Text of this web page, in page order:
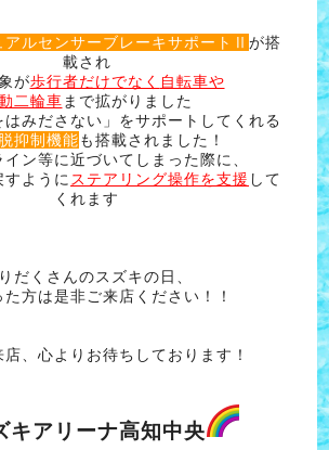
アルセンサーブレーキサポートⅡ が搭
載され
が歩行者だけでなく 自転車や
二輪車 まで拡がりました
はみださない」をサポートしてくれる
抑制機能も搭載されました！
ン等に近づいてしまった際に、
ように ステアリング操作を支援 して
くれます
だくさんのスズキの日、
方は是非ご来店ください！！
、心よりお待ちしております！
キアリーナ高知中央